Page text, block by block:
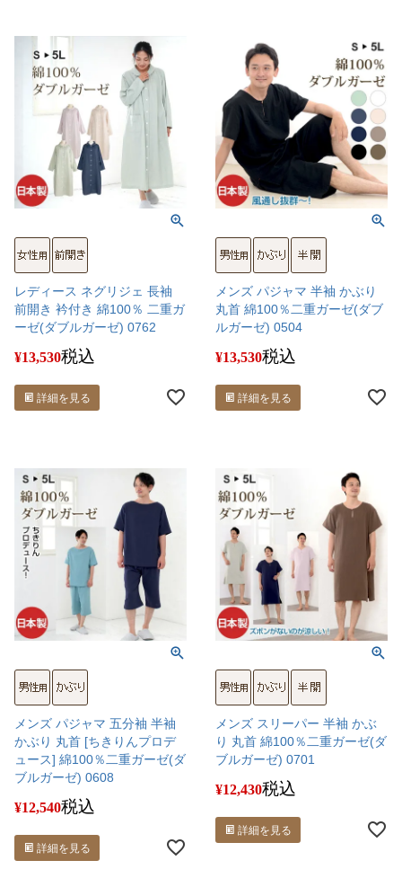
レディース ネグリジェ 長袖
前開き 衿付き 綿100％ 二重ガ
ーゼ(ダブルガーゼ) 0762
¥13,530税込
詳細を見る
メンズ パジャマ 半袖 かぶり
丸首 綿100％二重ガーゼ(ダブ
ルガーゼ) 0504
¥13,530税込
詳細を見る
メンズ パジャマ 五分袖 半袖
かぶり 丸首 [ちきりんプロデ
ュース] 綿100％二重ガーゼ(ダ
ブルガーゼ) 0608
¥12,540税込
詳細を見る
メンズ スリーパー 半袖 かぶ
り 丸首 綿100％二重ガーゼ(ダ
ブルガーゼ) 0701
¥12,430税込
詳細を見る